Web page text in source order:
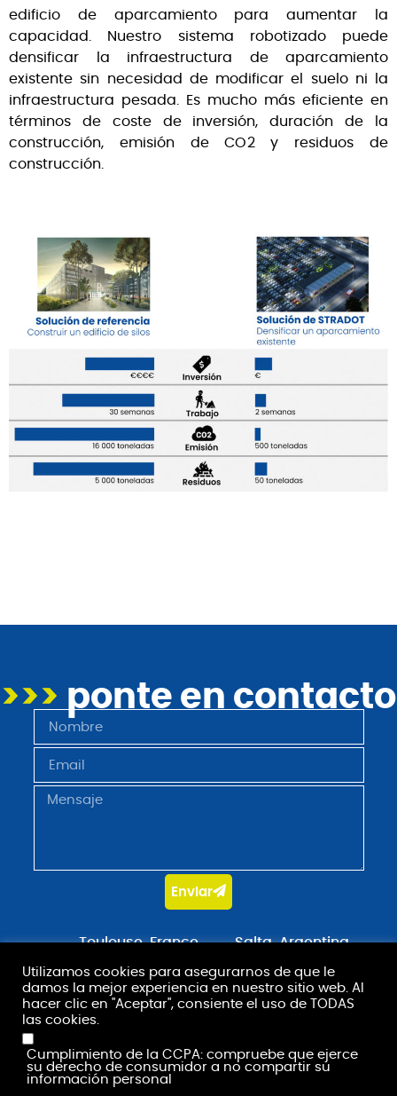
edificio de aparcamiento para aumentar la
capacidad. Nuestro sistema robotizado puede
densificar la infraestructura de aparcamiento
existente sin necesidad de modificar el suelo ni la
infraestructura pesada. Es mucho más eficiente en
términos de coste de inversión, duración de la
construcción, emisión de CO2 y residuos de
construcción.
>>> ponte en contacto
Enviar
Toulouse, France
Salta, Argentina
contact@stradot.com
Utilizamos cookies para asegurarnos de que le
damos la mejor experiencia en nuestro sitio web. Al
hacer clic en "Aceptar", consiente el uso de TODAS
las cookies.
Cumplimiento de la CCPA: compruebe que ejerce
su derecho de consumidor a no compartir su
información personal